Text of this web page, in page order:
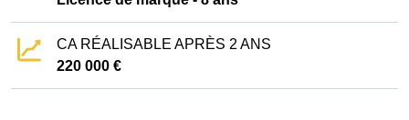
CA RÉALISABLE APRÈS 2 ANS
220 000 €